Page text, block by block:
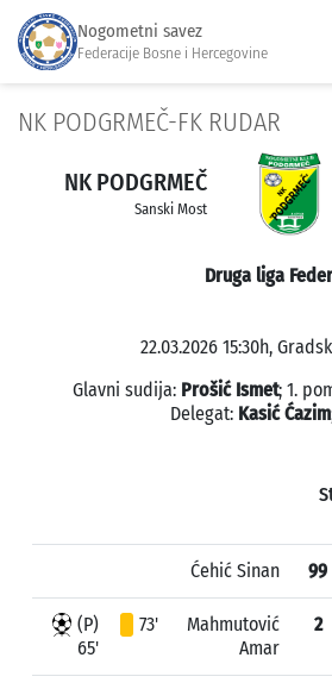
Nogometni savez
Federacije Bosne i Hercegovine
NK PODGRMEČ-FK RUDAR
NK PODGRMEČ
Sanski Most
Druga liga
22.03.2026 15:30h,
Glavni sudija: Prošić Ismet; 1.
Delegat: Kasić Ćazim
Ćehić Sinan 99
(P)
65'
73'
Mahmutović
Amar
2